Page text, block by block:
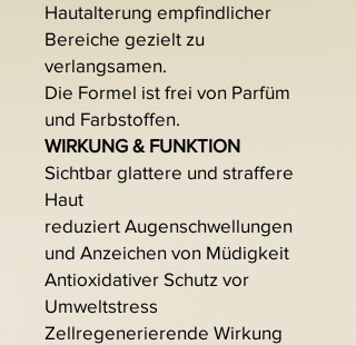
Hautalterung empfindlicher
Bereiche gezielt zu
verlangsamen.
Die Formel ist frei von Parfüm
und Farbstoffen.
WIRKUNG & FUNKTION
Sichtbar glattere und straffere
Haut
reduziert Augenschwellungen
und Anzeichen von Müdigkeit
Antioxidativer Schutz vor
Umweltstress
Zellregenerierende Wirkung